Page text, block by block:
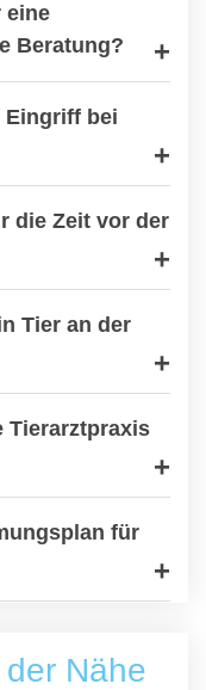
eine
Beratung?
Eingriff bei
die Zeit vor der
Tier an der
Tierarztpraxis
für
Nähe